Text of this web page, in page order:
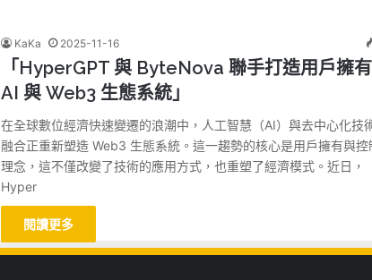
KaKa 2025-11-16
「HyperGPT 與 ByteNova 聯手打造用戶擁
AI 與 Web3 生態系統」
在全球數位經濟快速變遷的浪潮中，人工智慧（AI）與去中心化技
融合正重新塑造 Web3 生態系統。這一趨勢的核心是用戶擁有與控
理念，這不僅改變了技術的應用方式，也重塑了經濟模式。近日，
Hyper
閱讀更多